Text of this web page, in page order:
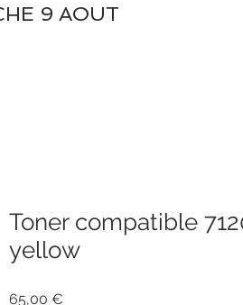
9 AOUT
Toner compatible
yellow
65,00 €